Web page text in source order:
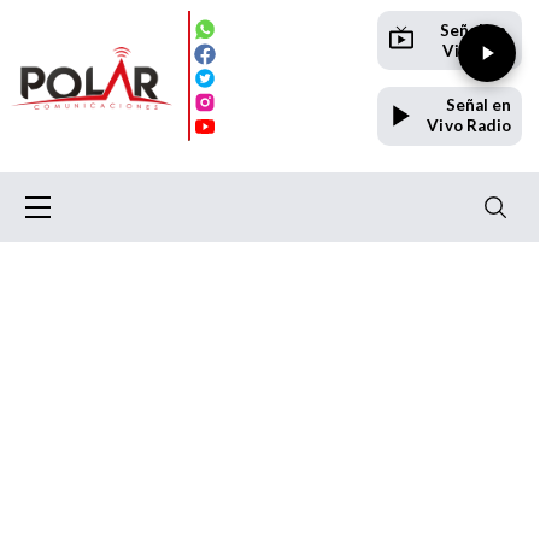
Señal en
Vivo TV
Señal en
Vivo Radio